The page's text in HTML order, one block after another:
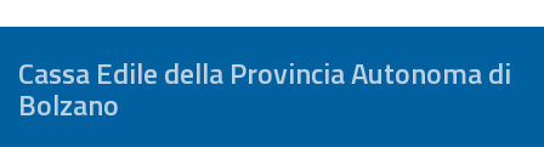
Cassa Edile della Provincia Autonoma di
Bolzano